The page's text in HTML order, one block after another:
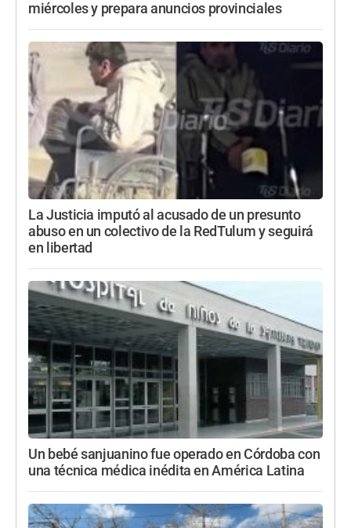
miércoles y prepara anuncios provinciales
La Justicia imputó al acusado de un presunto
abuso en un colectivo de la RedTulum y seguirá
en libertad
Un bebé sanjuanino fue operado en Córdoba con
una técnica médica inédita en América Latina